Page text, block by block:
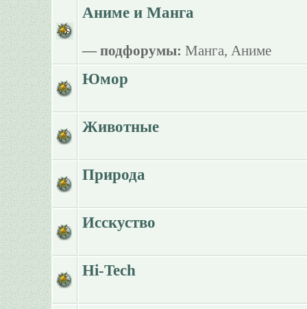
Аниме и Манга
— подфорумы: Манга, Аниме
Юмор
Животные
Природа
Исскуство
Hi-Tech